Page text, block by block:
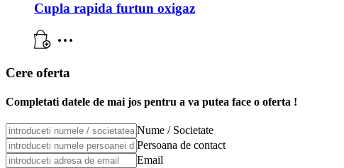
Cupla rapida furtun oxigaz
Cere oferta
Completati datele de mai jos pentru a va putea face o oferta !
Nume / Societate
Persoana de contact
Email